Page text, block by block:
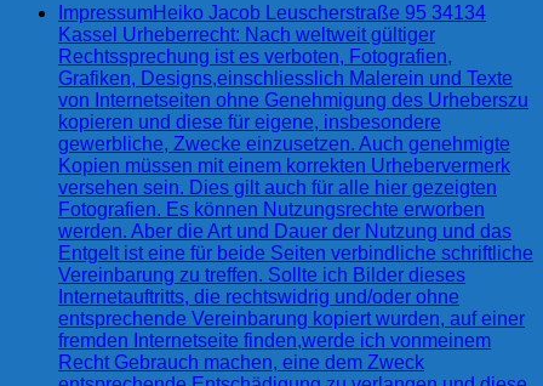
ImpressumHeiko Jacob Leuscherstraße 95 34134
Kassel Urheberrecht: Nach weltweit gültiger
Rechtssprechung ist es verboten, Fotografien,
Grafiken, Designs,einschliesslich Malerein und Texte
von Internetseiten ohne Genehmigung des Urheberszu
kopieren und diese für eigene, insbesondere
gewerbliche, Zwecke einzusetzen. Auch genehmigte
Kopien müssen mit einem korrekten Urhebervermerk
versehen sein. Dies gilt auch für alle hier gezeigten
Fotografien. Es können Nutzungsrechte erworben
werden. Aber die Art und Dauer der Nutzung und das
Entgelt ist eine für beide Seiten verbindliche schriftliche
Vereinbarung zu treffen. Sollte ich Bilder dieses
Internetauftritts, die rechtswidrig und/oder ohne
entsprechende Vereinbarung kopiert wurden, auf einer
fremden Internetseite finden,werde ich vonmeinem
Recht Gebrauch machen, eine dem Zweck